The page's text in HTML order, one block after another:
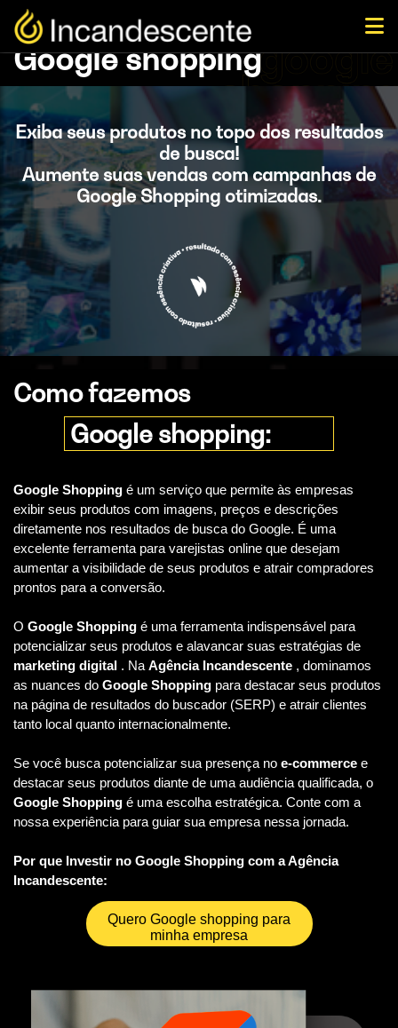
Google shopping
Exiba seus produtos no topo dos resultados
de busca!
Aumente suas vendas com campanhas de
Google Shopping otimizadas.
Como fazemos
Google shopping:
Google Shopping é um serviço que permite às empresas
exibir seus produtos com imagens, preços e descrições
diretamente nos resultados de busca do Google. É uma
excelente ferramenta para varejistas online que desejam
aumentar a visibilidade de seus produtos e atrair compradores
prontos para a conversão.
O Google Shopping é uma ferramenta indispensável para
potencializar seus produtos e alavancar suas estratégias de
marketing digital . Na Agência Incandescente , dominamos
as nuances do Google Shopping para destacar seus produtos
na página de resultados do buscador (SERP) e atrair clientes
tanto local quanto internacionalmente.
Se você busca potencializar sua presença no e-commerce e
destacar seus produtos diante de uma audiência qualificada, o
Google Shopping é uma escolha estratégica. Conte com a
nossa experiência para guiar sua empresa nessa jornada.
Por que Investir no Google Shopping com a Agência
Incandescente:
Quero Google shopping para
minha empresa